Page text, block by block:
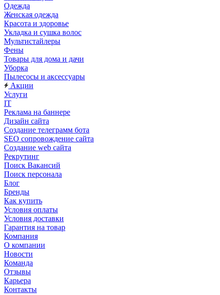
Одежда
Женская одежда
Красота и здоровье
Укладка и сушка волос
Мультистайлеры
Фены
Товары для дома и дачи
Уборка
Пылесосы и аксессуары
Акции
Услуги
IT
Реклама на баннере
Дизайн сайта
Создание телеграмм бота
SEO сопровождение сайта
Создание web сайта
Рекрутинг
Поиск Вакансий
Поиск персонала
Блог
Бренды
Как купить
Условия оплаты
Условия доставки
Гарантия на товар
Компания
О компании
Новости
Команда
Отзывы
Карьера
Контакты